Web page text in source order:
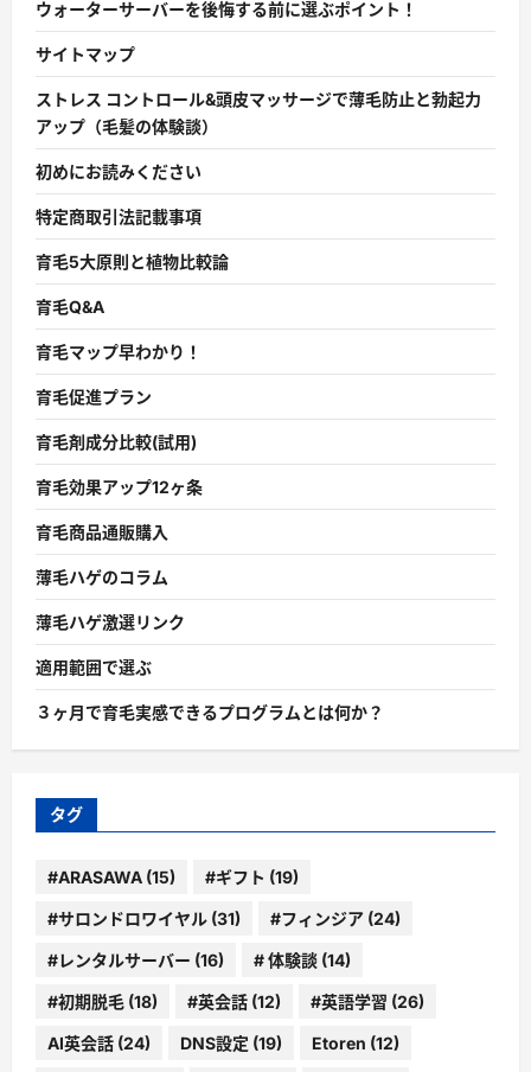
ウォーターサーバーを後悔する前に選ぶポイント！
サイトマップ
ストレス コントロール&頭皮マッサージで薄毛防止と勃起力
アップ（毛髪の体験談）
初めにお読みください
特定商取引法記載事項
育毛5大原則と植物比較論
育毛Q&A
育毛マップ早わかり！
育毛促進プラン
育毛剤成分比較(試用)
育毛効果アップ12ヶ条
育毛商品通販購入
薄毛ハゲのコラム
薄毛ハゲ激選リンク
適用範囲で選ぶ
３ヶ月で育毛実感できるプログラムとは何か？
タグ
#ARASAWA (15) #ギフト (19)
#サロンドロワイヤル (31) #フィンジア (24)
#レンタルサーバー (16) # 体験談 (14)
#初期脱毛 (18) #英会話 (12) #英語学習 (26)
AI英会話 (24) DNS設定 (19) Etoren (12)